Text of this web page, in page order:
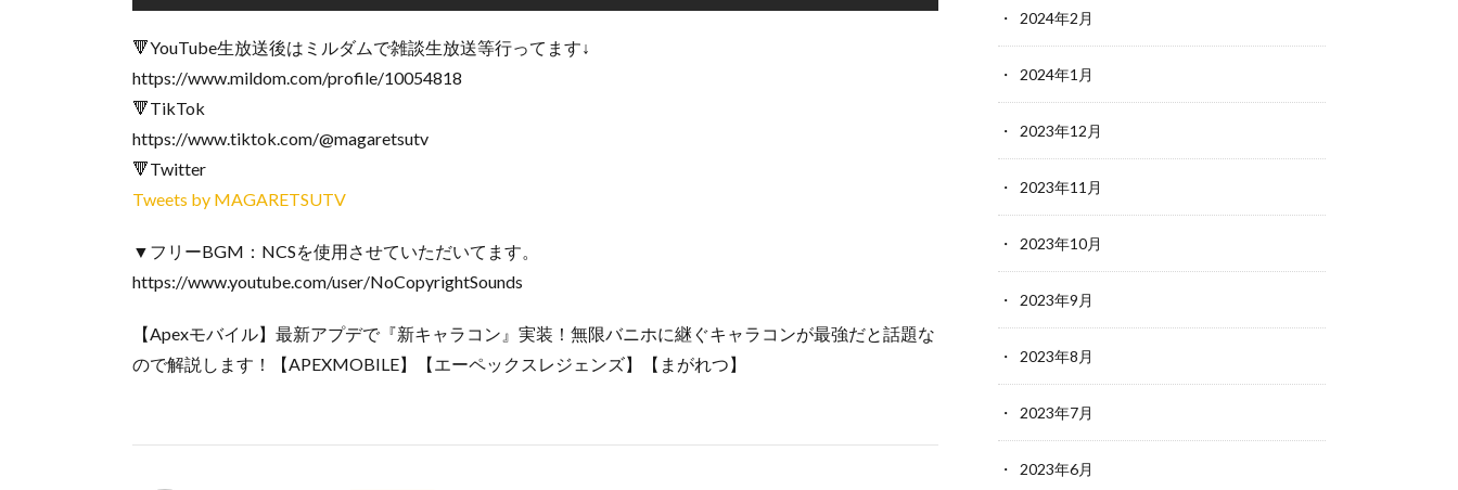
🔻YouTube生放送後はミルダムで雑談生放送等行ってます↓
https://www.mildom.com/profile/10054818
🔻TikTok
https://www.tiktok.com/@magaretsutv
🔻Twitter
Tweets by MAGARETSUTV
▼フリーBGM：NCSを使用させていただいてます。
https://www.youtube.com/user/NoCopyrightSounds
【Apexモバイル】最新アプデで『新キャラコン』実装！無限バニホに継ぐキャラコンが最強だと話題な
ので解説します！【APEXMOBILE】【エーペックスレジェンズ】【まがれつ】
2024年2月
2024年1月
2023年12月
2023年11月
2023年10月
2023年9月
2023年8月
2023年7月
2023年6月